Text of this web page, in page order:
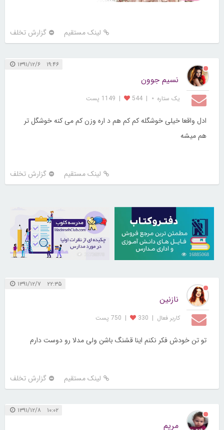
لینک مستقیم گزارش تخلف
۱۹:۴۶ ۱۳۹۱/۱۲/۶
نسیم جوون
یک ستاره ⋆ |
544
| 1149 پست
ادل واقعا خیلی خوشگله کم کم هم د اره وزن کم می کنه خوشگل تر
هم میشه
لینک مستقیم گزارش تخلف
16885068
۲۲:۳۵ ۱۳۹۱/۱۲/۷
نازنین
کاربر فعال |
330
| 750 پست
تو تن خودش فکر نکنم اینا قشنگ باشن ولی مدلا رو دوست دارم
لینک مستقیم گزارش تخلف
۱۰:۰۲ ۱۳۹۱/۱۲/۸
مریم